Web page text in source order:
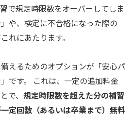
で規定時限数をオーバーしてしま
や、検定に不合格になった際の
れにあたります。
えるためのオプションが「安心パ
です。 これは、一定の追加料金
で、 規定時限数を超えた分の補習
定回数（あるいは卒業まで）無料